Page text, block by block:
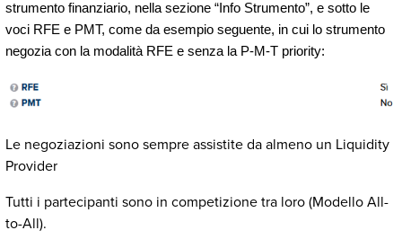
strumento finanziario, nella sezione “Info Strumento”, e sotto le
voci RFE e PMT, come da esempio seguente, in cui lo strumento
negozia con la modalità RFE e senza la P-M-T priority:
Le negoziazioni sono sempre assistite da almeno un Liquidity
Provider
Tutti i partecipanti sono in competizione tra loro (Modello All-
to-All).